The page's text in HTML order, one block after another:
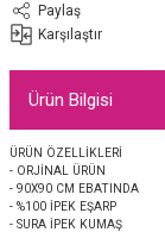
EŞARP 2025-2026
JAKAR ŞAL
Paylaş
Karşılaştır
Ürün Bilgisi
ÜRÜN ÖZELLİKLERİ
- ORJİNAL ÜRÜN
- 90X90 CM EBATINDA
- %100 İPEK EŞARP
- SURA İPEK KUMAŞ